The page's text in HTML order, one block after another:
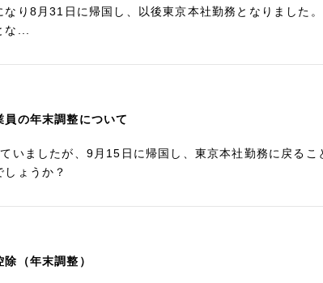
なり8月31日に帰国し、以後東京本社勤務となりました
...
の年末調整について
いましたが、9月15日に帰国し、東京本社勤務に戻るこ
ょうか？
（年末調整）